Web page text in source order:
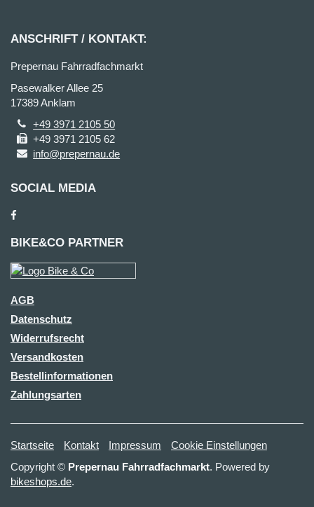
ANSCHRIFT / KONTAKT:
Prepernau Fahrradfachmarkt
Pasewalker Allee 25
17389 Anklam
+49 3971 2105 50
+49 3971 2105 62
info@prepernau.de
SOCIAL MEDIA
BIKE&CO PARTNER
AGB
Datenschutz
Widerrufsrecht
Versandkosten
Bestellinformationen
Zahlungsarten
Startseite Kontakt Impressum
Cookie Einstellungen
Copyright © Prepernau Fahrradfachmarkt. Powered by
bikeshops.de.